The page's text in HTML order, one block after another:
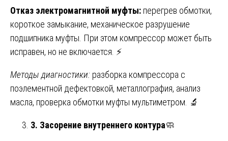
Отказ электромагнитной муфты: перегрев обмотки,
короткое замыкание, механическое разрушение
подшипника муфты. При этом компрессор может быть
исправен, но не включается. ⚡
Методы диагностики: разборка компрессора с
поэлементной дефектовкой, металлография, анализ
масла, проверка обмотки муфты мультиметром. 🔬
3. Засорение внутреннего контура🧼